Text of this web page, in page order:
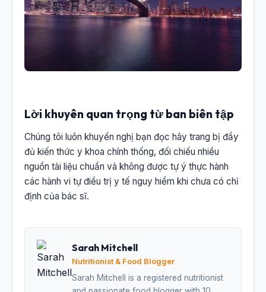
Lời khuyên quan trọng từ ban biên tập
Chúng tôi luôn khuyến nghị bạn đọc hãy trang bị đầy
đủ kiến thức y khoa chính thống, đối chiếu nhiều
nguồn tài liệu chuẩn và không được tự ý thực hành
các hành vi tự điều trị y tế nguy hiểm khi chưa có chỉ
định của bác sĩ.
Sarah Mitchell
Nutritionist & Food Blogger
Sarah Mitchell is a registered nutritionist